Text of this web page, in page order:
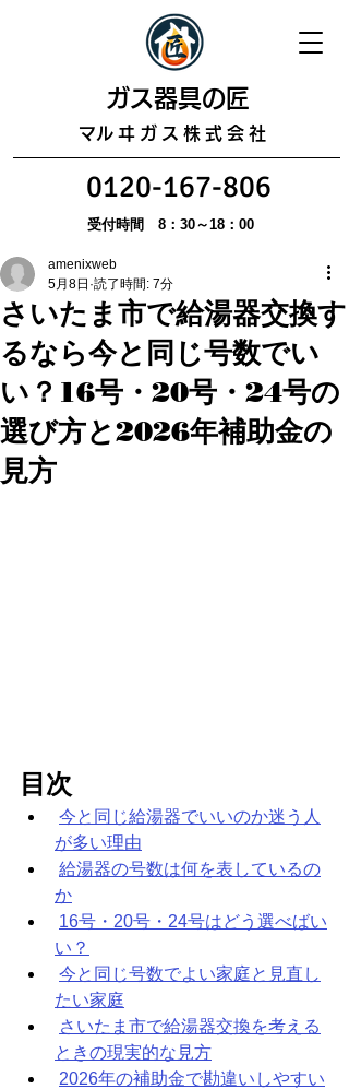
​ガス器具の匠
​マルヰガス株式会社
0120-167-806
受付時間 8：30～18：00
さいたま市で給湯器交換す
るなら今と同じ号数でい
い？16号・20号・24号の
選び方と2026年補助金の
見方
amenixweb
5月8日 読了時間: 7分
目次
今と同じ給湯器でいいのか迷う人
が多い理由
給湯器の号数は何を表しているの
か
16号・20号・24号はどう選べばい
い？
今と同じ号数でよい家庭と見直し
たい家庭
さいたま市で給湯器交換を考える
ときの現実的な見方
2026年の補助金で勘違いしやすい